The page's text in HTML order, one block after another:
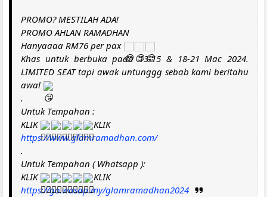
PROMO? MESTILAH ADA!
PROMO AHLAN RAMADHAN
Hanyaaaa RM76 per pax
Khas untuk berbuka pada 13-15 & 18-21 Mac 2024.
LIMITED SEAT tapi awak untunggg sebab kami beritahu
awal
.
Untuk Tempahan :
KLIK
KLIK
https://www.glamramadhan.com/
.
Untuk Tempahan ( Whatsapp ):
KLIK
KLIK
https://go.wasap.my/glamramadhan2024